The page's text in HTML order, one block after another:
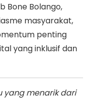
Bone Bolango,
masyarakat,
penting
yang inklusif dan
yang menarik dari